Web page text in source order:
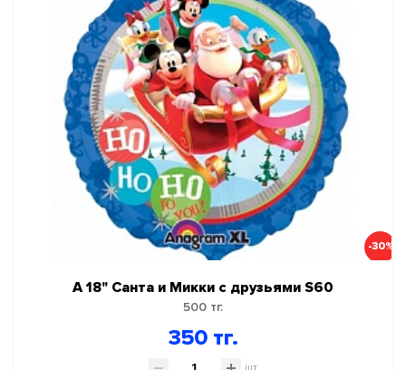
-30%
А 18" Санта и Микки с друзьями S60
500 тг.
350 тг.